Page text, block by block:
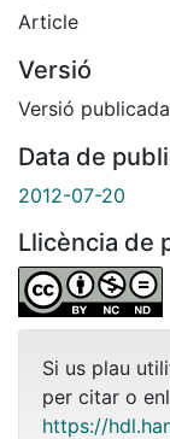
Article
Versió
Versió publicada
Data de
2012-07-20
Llicència de
Si us plau
per citar o
https://